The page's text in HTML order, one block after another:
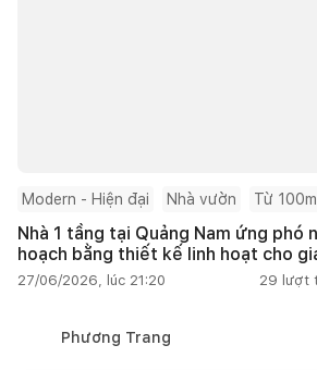
Modern - Hiện đại Nhà vườn Từ
Nhà 1 tầng tại Quảng Nam ứng phó
hoạch bằng thiết kế linh hoạt cho
27/06/2026, lúc 21:20 29 lượt
Phương Trang